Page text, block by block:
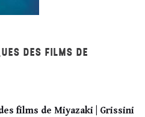
DES FILMS DE
films de Miyazaki | Grissini